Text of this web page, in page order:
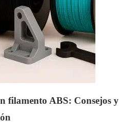
filamento ABS: Consejos y